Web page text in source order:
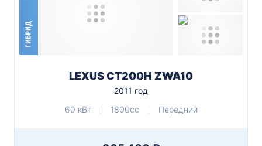
ГИБРИД
LEXUS CT200H ZWA10
2011 год
60 кВт
1800cc Передний